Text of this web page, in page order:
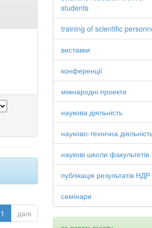
1 далі
students
training of scientific
виставки
конференції
міжнародні проекти
наукова діяльність
науково-технічна
наукові школи факультетів
публікація результатів НДР
семінари